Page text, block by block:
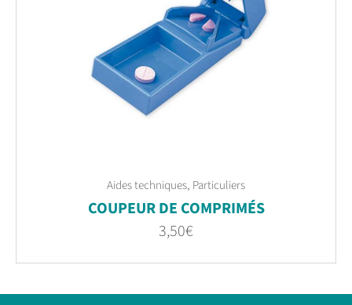
Aides techniques, Particuliers
COUPEUR DE COMPRIMÉS
3,50€